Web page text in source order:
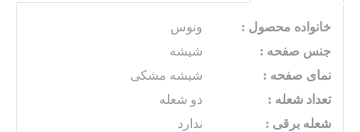
خانواده محصول :
ونوس
جنس صفحه :
شیشه
نمای صفحه :
شیشه مشکی
تعداد شعله :
دو شعله
شعله برقی :
ندارد